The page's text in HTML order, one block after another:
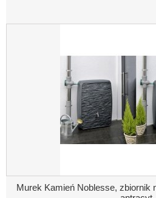
Murek Kamień Noblesse, zbiornik